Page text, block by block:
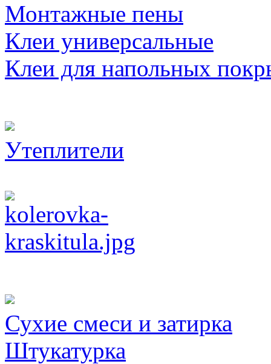
Монтажные пены
Клеи универсальные
Клеи для напольных
Утеплители
Сухие смеси и затирка
Штукатурка